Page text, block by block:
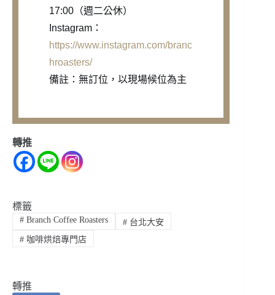
17:00（週二公休）
Instagram：
https://www.instagram.com/branc
hroasters/
備註：無訂位，以現場候位為主
轉推
標籤
#Branch Coffee Roasters #台北大安
#咖啡烘焙專門店
轉推